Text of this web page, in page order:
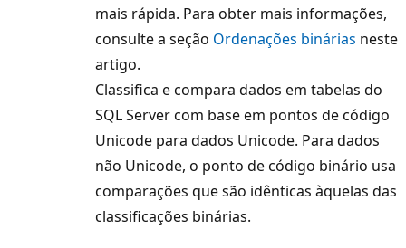
mais rápida. Para obter mais informações,
consulte a seção Ordenações binárias neste
artigo.
Classifica e compara dados em tabelas do
SQL Server com base em pontos de código
Unicode para dados Unicode. Para dados
não Unicode, o ponto de código binário usa
comparações que são idênticas àquelas das
classificações binárias.